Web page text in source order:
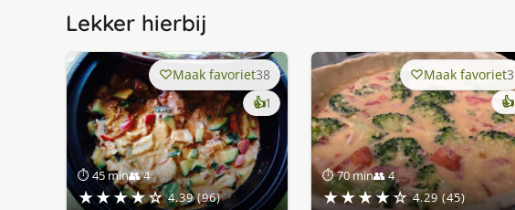
Lekker hierbij
⏱ 45 min👥 4
★★★★☆ 4.39 (96)
Maak favoriet38
👍1keer
lekker
gevonden
⏱ 70 min👥 4
★★★★☆ 4.29 (45)
Maak favoriet3
👍